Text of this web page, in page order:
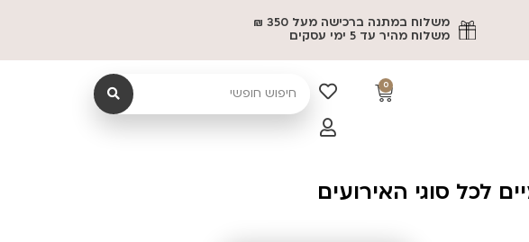
משלוח במתנה ברכישה מעל 350 ₪
משלוח מהיר עד 5 ימי עסקים
0
לכל סוגי האירועים